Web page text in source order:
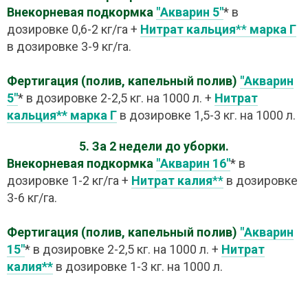
Внекорневая подкормка "Акварин 5"* в
дозировке 0,6-2 кг/га + Нитрат кальция** марка Г
в дозировке 3-9 кг/га.
Фертигация (полив, капельный полив) "Акварин
5"* в дозировке 2-2,5 кг. на 1000 л. + Нитрат
кальция** марка Г в дозировке 1,5-3 кг. на 1000 л.
5. За 2 недели до уборки.
Внекорневая подкормка "Акварин 16"* в
дозировке 1-2 кг/га + Нитрат калия** в дозировке
3-6 кг/га.
Фертигация (полив, капельный полив) "Акварин
15"* в дозировке 2-2,5 кг. на 1000 л. + Нитрат
калия** в дозировке 1-3 кг. на 1000 л.